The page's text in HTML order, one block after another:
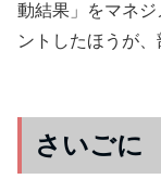
動結果」をマネ
ントしたほうが、
さいごに